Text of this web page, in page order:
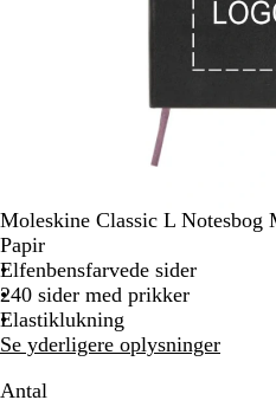
Moleskine Classic L Notesbog
Papir
Elfenbensfarvede sider
240 sider med prikker
Elastiklukning
Se yderligere oplysninger
Antal